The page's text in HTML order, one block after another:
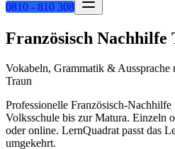
0810 - 810 308
Französisch Nachhilfe
Vokabeln, Grammatik & Aussprache
Traun
Professionelle Französisch-Nachhilfe
Volksschule bis zur Matura. Einzeln
oder online. LernQuadrat passt das
umgekehrt.